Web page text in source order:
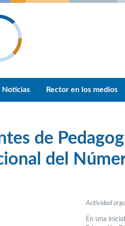
Noticias Rector en los medios
de
del
Actividad
En una